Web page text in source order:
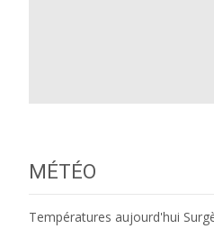
MÉTÉO
Températures aujourd'hui